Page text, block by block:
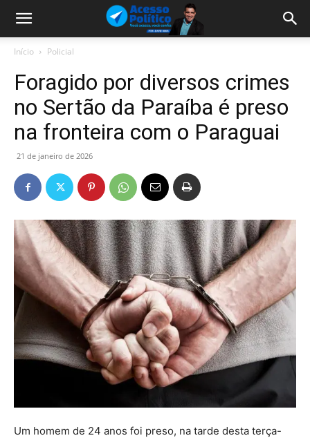
Início Policial
Foragido por diversos crimes
no Sertão da Paraíba é preso
na fronteira com o Paraguai
21 de janeiro de 2026
Um homem de 24 anos foi preso, na tarde desta terça-